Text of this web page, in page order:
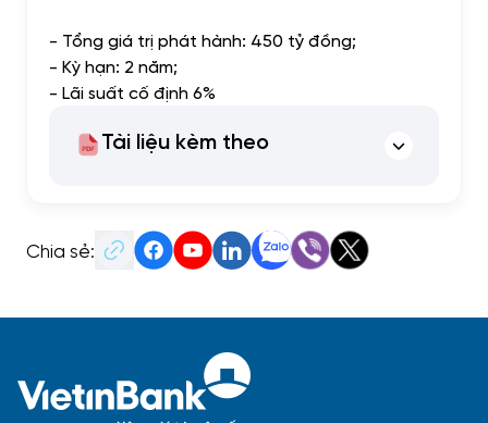
- Tổng giá trị phát hành: 450 tỷ đồng;
- Kỳ hạn: 2 năm;
- Lãi suất cố định 6%
Tài liệu kèm theo
Chia sẻ: